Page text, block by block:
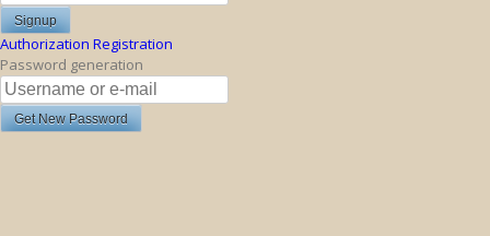
Authorization Registration
Password generation